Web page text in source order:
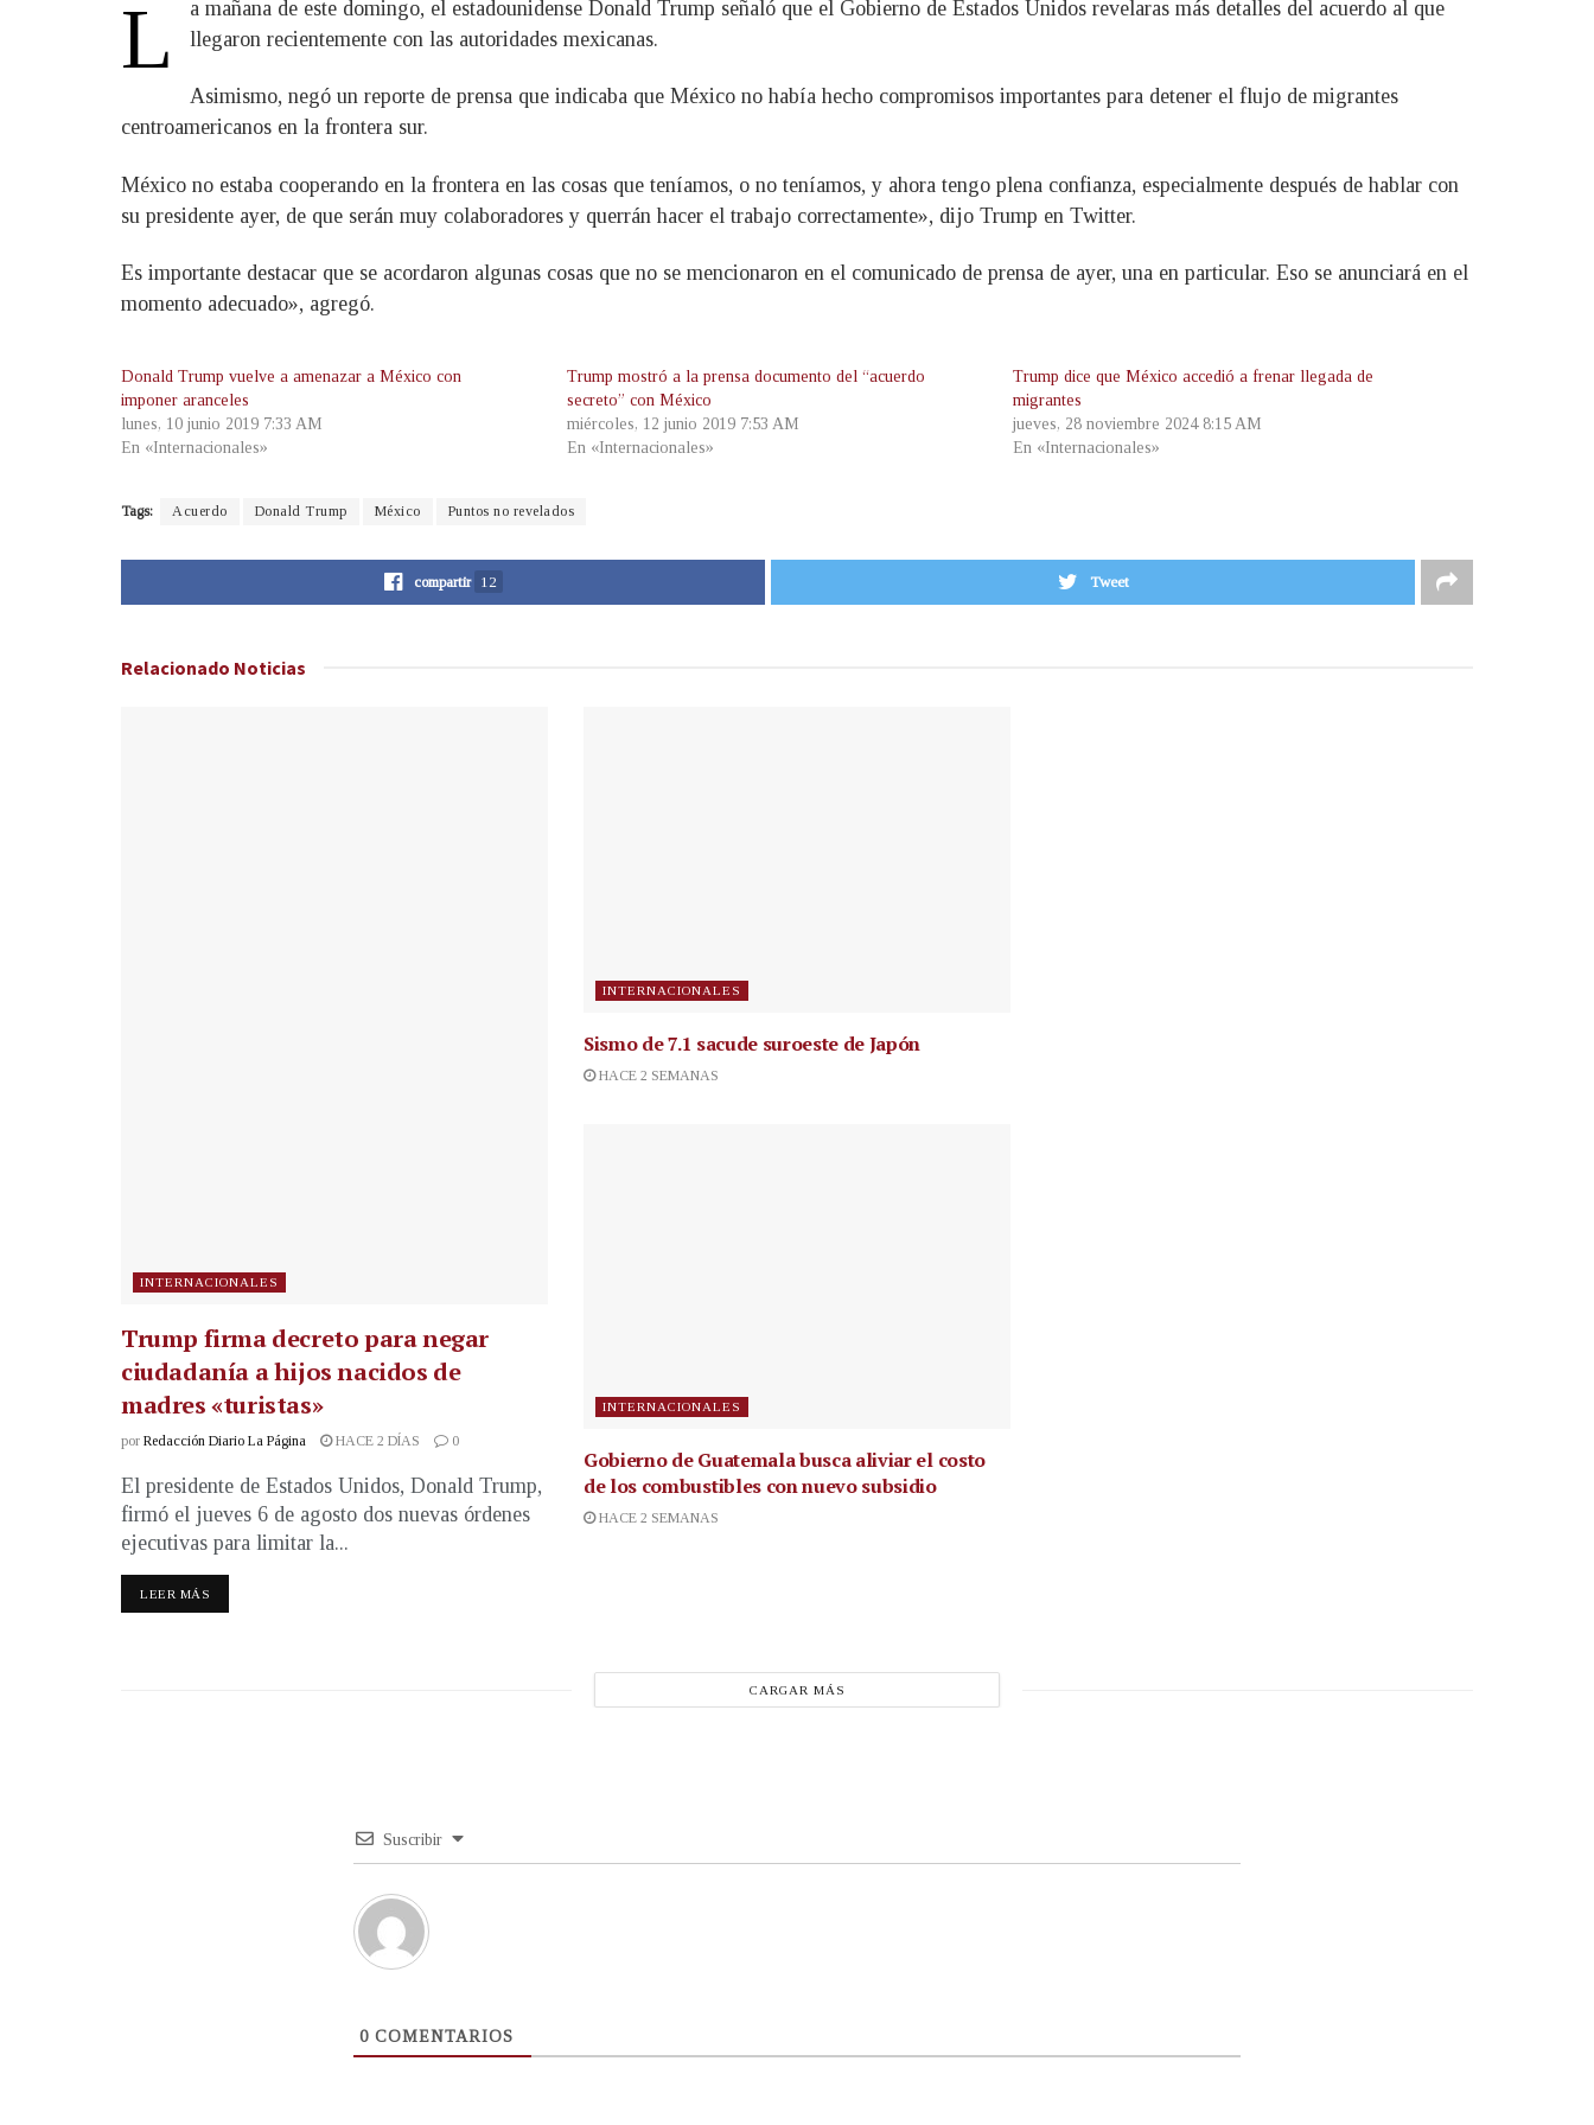
L
a mañana de este domingo, el estadounidense Donald Trump señaló que el Gobierno de Estados Unidos revelaras más detalles del acuerdo al que
llegaron recientemente con las autoridades mexicanas.
Asimismo, negó un reporte de prensa que indicaba que México no había hecho compromisos importantes para detener el flujo de migrantes
centroamericanos en la frontera sur.
México no estaba cooperando en la frontera en las cosas que teníamos, o no teníamos, y ahora tengo plena confianza, especialmente después de hablar con
su presidente ayer, de que serán muy colaboradores y querrán hacer el trabajo correctamente», dijo Trump en Twitter.
Es importante destacar que se acordaron algunas cosas que no se mencionaron en el comunicado de prensa de ayer, una en particular. Eso se anunciará en el
momento adecuado», agregó.
Donald Trump vuelve a amenazar a México con
imponer aranceles
lunes, 10 junio 2019 7:33 AM
En «Internacionales»
Trump mostró a la prensa documento del “acuerdo
secreto” con México
miércoles, 12 junio 2019 7:53 AM
En «Internacionales»
Trump dice que México accedió a frenar llegada de
migrantes
jueves, 28 noviembre 2024 8:15 AM
En «Internacionales»
Tags: Acuerdo Donald Trump México Puntos no revelados
compartir 12 Tweet
Relacionado Noticias
INTERNACIONALES
Trump firma decreto para negar
ciudadanía a hijos nacidos de
madres «turistas»
por Redacción Diario La Página HACE 2 DÍAS 0
El presidente de Estados Unidos, Donald Trump,
firmó el jueves 6 de agosto dos nuevas órdenes
ejecutivas para limitar la...
LEER MÁS
INTERNACIONALES
Sismo de 7.1 sacude suroeste de Japón
HACE 2 SEMANAS
INTERNACIONALES
Gobierno de Guatemala busca aliviar el costo
de los combustibles con nuevo subsidio
HACE 2 SEMANAS
CARGAR MÁS
Suscribir
0 COMENTARIOS